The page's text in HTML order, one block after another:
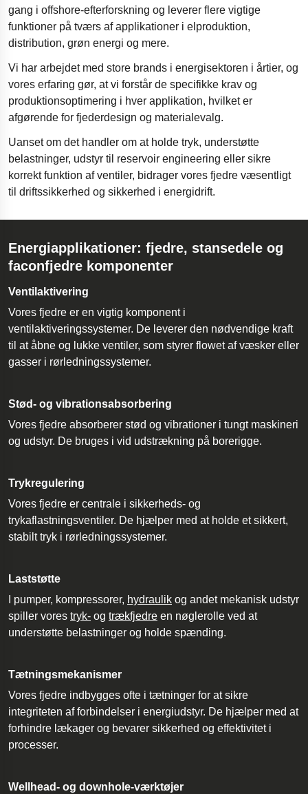
gang i offshore-efterforskning og leverer flere vigtige
funktioner på tværs af applikationer i elproduktion,
distribution, grøn energi og mere.
Vi har arbejdet med store brands i energisektoren i årtier, og
vores erfaring gør, at vi forstår de specifikke krav og
produktionsoptimering i hver applikation, hvilket er
afgørende for fjederdesign og materialevalg.
Uanset om det handler om at holde tryk, understøtte
belastninger, udstyr til reservoir engineering eller sikre
korrekt funktion af ventiler, bidrager vores fjedre væsentligt
til driftssikkerhed og sikkerhed i energidrift.
Energiapplikationer: fjedre, stansedele og
faconfjedre komponenter
Ventilaktivering
Vores fjedre er en vigtig komponent i
ventilaktiveringssystemer. De leverer den nødvendige kraft
til at åbne og lukke ventiler, som styrer flowet af væsker eller
gasser i rørledningssystemer.
Stød- og vibrationsabsorbering
Vores fjedre absorberer stød og vibrationer i tungt maskineri
og udstyr. De bruges i vid udstrækning på borerigge.
Trykregulering
Vores fjedre er centrale i sikkerheds- og
trykaflastningsventiler. De hjælper med at holde et sikkert,
stabilt tryk i rørledningssystemer.
Laststøtte
I pumper, kompressorer, hydraulik og andet mekanisk udstyr
spiller vores tryk- og trækfjedre en nøglerolle ved at
understøtte belastninger og holde spænding.
Tætningsmekanismer
Vores fjedre indbygges ofte i tætninger for at sikre
integriteten af forbindelser i energiudstyr. De hjælper med at
forhindre lækager og bevarer sikkerhed og effektivitet i
processer.
Wellhead- og downhole-værktøjer